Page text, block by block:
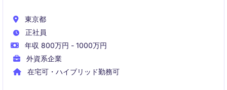
東京都
正社員
年収 800万円 - 1000万円
外資系企業
在宅可・ハイブリッド勤務可